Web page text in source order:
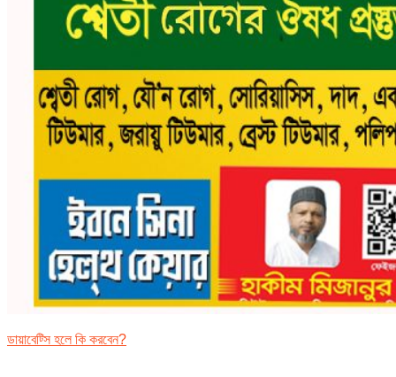
ডায়াবেট্সি হলে কি করবেন?